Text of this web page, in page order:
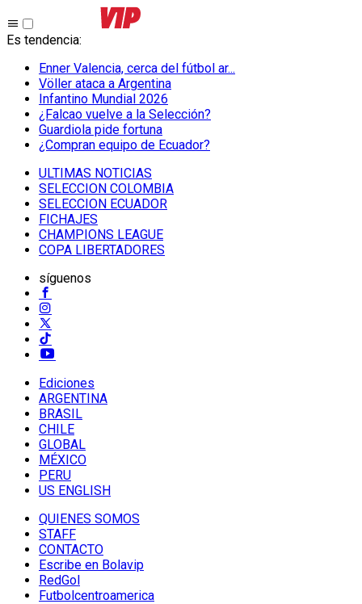
Es tendencia:
Enner Valencia, cerca del fútbol ar...
Völler ataca a Argentina
Infantino Mundial 2026
¿Falcao vuelve a la Selección?
Guardiola pide fortuna
¿Compran equipo de Ecuador?
ULTIMAS NOTICIAS
SELECCION COLOMBIA
SELECCION ECUADOR
FICHAJES
CHAMPIONS LEAGUE
COPA LIBERTADORES
síguenos
Ediciones
ARGENTINA
BRASIL
CHILE
GLOBAL
MÉXICO
PERU
US ENGLISH
QUIENES SOMOS
STAFF
CONTACTO
Escribe en Bolavip
RedGol
Futbolcentroamerica